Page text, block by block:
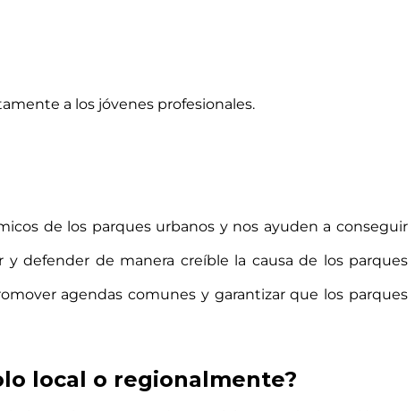
a los jóvenes profesionales.
de los parques urbanos y nos ayuden a conseguir
defender de manera creíble la causa de los parques
agendas comunes y garantizar que los parques
local o regionalmente?